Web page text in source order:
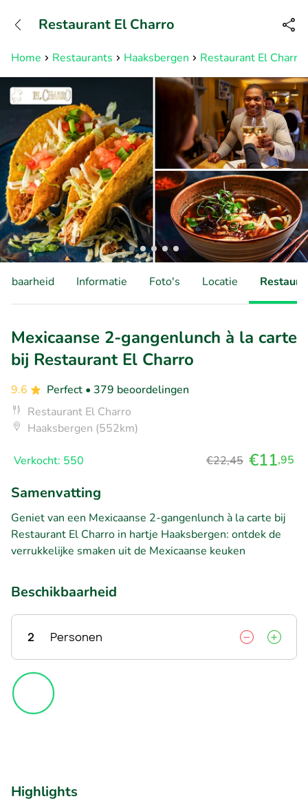
Bereikbaar tot 23:00 uur
Home Restaurants Haaksbergen Restaurant El Charro
Restaurant El Charro
Informatie Foto's Locatie
Mexicaanse 2-gangenlunch à la carte
bij Restaurant El Charro
9.6 Perfect • 379 beoordelingen
Restaurant El Charro
Haaksbergen (552km)
Verkocht: 550 €22,45 €11,95
Samenvatting
Geniet van een Mexicaanse 2-gangenlunch à la carte bij
Restaurant El Charro in hartje Haaksbergen: ontdek de
verrukkelijke smaken uit de Mexicaanse keuken
Beschikbaarheid
2 Personen
Highlights